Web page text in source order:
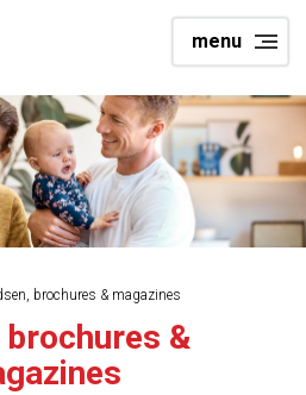
menu
brochures & magazines
brochures &